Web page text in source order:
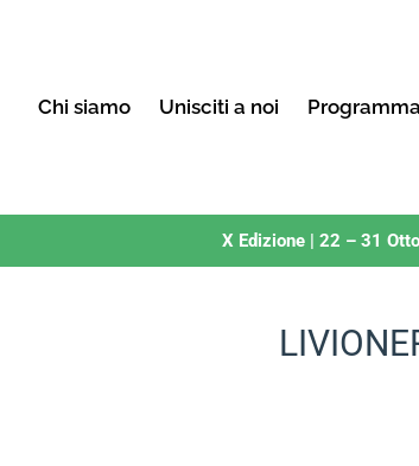
Chi siamo Unisciti a noi Programma
X Edizione | 22 – 31